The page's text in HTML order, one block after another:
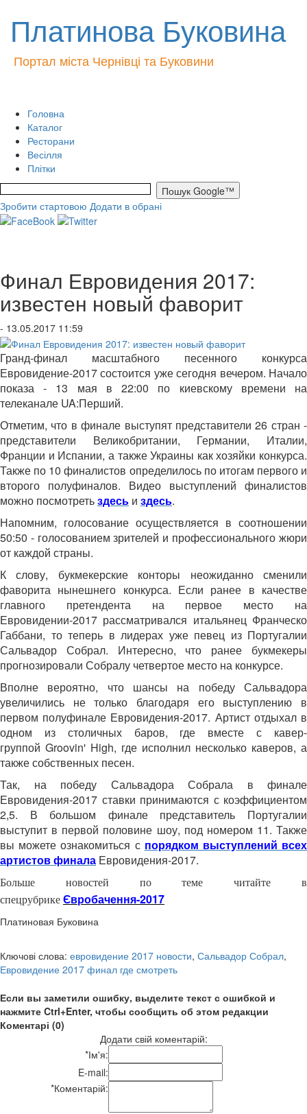
Платинова Буковина
Портал міста Чернівці та Буковини
Головна
Каталог
Ресторани
Весілля
Плітки
Зробити стартовою Додати в обрані
Финал Евровидения 2017:
известен новый фаворит
- 13.05.2017 11:59
Гранд-финал масштабного песенного конкурса
Евровидение-2017 состоится уже сегодня вечером. Начало
показа - 13 мая в 22:00 по киевскому времени на
телеканале UA:Перший.
Отметим, что в финале выступят представители 26 стран -
представители Великобритании, Германии, Италии,
Франции и Испании, а также Украины как хозяйки конкурса.
Также по 10 финалистов определилось по итогам первого и
второго полуфиналов. Видео выступлений финалистов
можно посмотретьздесь и здесь.
Напомним, голосование осуществляется в соотношении
50:50 - голосованием зрителей и профессионального жюри
от каждой страны.
К слову, букмекерские конторы неожиданно сменили
фаворита нынешнего конкурса. Если ранее в качестве
главного претендента на первое место на
Евровидении-2017 рассматривался итальянец Франческо
Габбани, то теперь в лидерах уже певец из Португалии
Сальвадор Собрал. Интересно, что ранее букмекеры
прогнозировали Собралу четвертое место на конкурсе.
Вполне вероятно, что шансы на победу Сальвадора
увеличились не только благодаря его выступлению в
первом полуфинале Евровидения-2017. Артист отдыхал в
одном из столичных баров, где вместе с кавер-
группой Groovin' High, где исполнил несколько каверов, а
также собственных песен.
Так, на победу Сальвадора Собрала в финале
Евровидения-2017 ставки принимаются с коэффициентом
2,5. В большом финале представитель Португалии
выступит в первой половине шоу, под номером 11. Также
вы можете ознакомиться с порядком выступлений всех
артистов финала Евровидения-2017.
Больше новостей по теме читайте в
спецрубрике Євробачення-2017
Платиновая Буковина
Ключові слова: евровидение 2017 новости, Сальвадор Собрал,
Евровидение 2017 финал где смотреть
Если вы заметили ошибку, выделите текст с ошибкой и
нажмите Ctrl+Enter, чтобы сообщить об этом редакции
Коментарі (0)
Додати свій коментарій:
*Ім'я:
E-mail:
*Коментарій: